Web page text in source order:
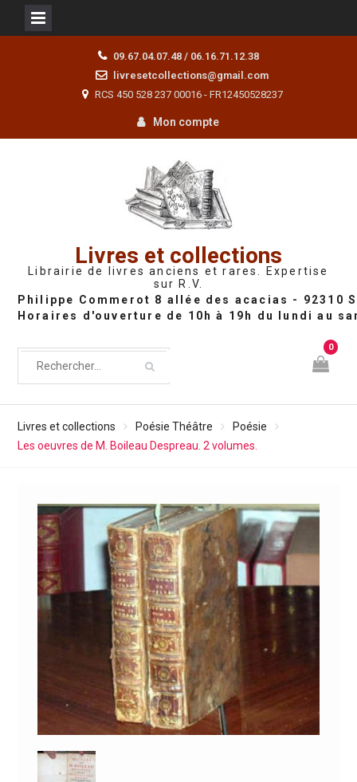
09.67.04.07.48 / 06.16.71.12.38
livresetcollections@gmail.com
RCS 450 528 237 00016 - FR12450528237
Mon compte
Livres et collections
Librairie de livres anciens et rares. Expertise
sur R.V.
0
Livres et collections Poésie Théâtre
Poésie
Les oeuvres de M. Boileau Despreau. 2 volumes.